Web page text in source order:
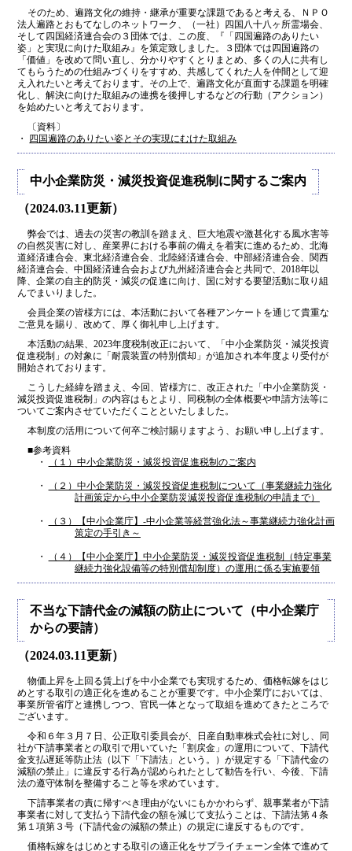
そのため、遍路文化の維持・継承が重要な課題であると考える、ＮＰＯ
法人遍路とおもてなしのネットワーク、（一社）四国八十八ヶ所霊場会、
そして四国経済連合会の３団体では、この度、『「四国遍路のありたい
姿」と実現に向けた取組み』を策定致しました。３団体では四国遍路の
「価値」を改めて問い直し、分かりやすくとりまとめ、多くの人に共有し
てもらうための仕組みづくりをすすめ、共感してくれた人を仲間として迎
え入れたいと考えております。その上で、遍路文化が直面する課題を明確
化し、解決に向けた取組みの連携を後押しするなどの行動（アクション）
を始めたいと考えております。
〔資料〕
・
四国遍路のありたい姿とその実現にむけた取組み
中小企業防災・減災投資促進税制に関するご案内
（2024.03.11更新）
弊会では、過去の災害の教訓を踏まえ、巨大地震や激甚化する風水害等
の自然災害に対し、産業界における事前の備えを着実に進めるため、北海
道経済連合会、東北経済連合会、北陸経済連合会、中部経済連合会、関西
経済連合会、中国経済連合会および九州経済連合会と共同で、2018年以
降、企業の自主的防災・減災の促進に向け、国に対する要望活動に取り組
んでまいりました。
会員企業の皆様方には、本活動において各種アンケートを通じて貴重な
ご意見を賜り、改めて、厚く御礼申し上げます。
本活動の結果、2023年度税制改正において、「中小企業防災・減災投資
促進税制」の対象に「耐震装置の特別償却」が追加され本年度より受付が
開始されております。
こうした経緯を踏まえ、今回、皆様方に、改正された「中小企業防災・
減災投資促進税制」の内容はもとより、同税制の全体概要や申請方法等に
ついてご案内させていただくことといたしました。
本制度の活用について何卒ご検討賜りますよう、お願い申し上げます。
■参考資料
・
（１）中小企業防災・減災投資促進税制のご案内
・
（２）中小企業防災・減災投資促進税制について（事業継続力強化
計画策定から中小企業防災減災投資促進税制の申請まで）
・
（３）【中小企業庁】-中小企業等経営強化法～事業継続力強化計画
策定の手引き～
・
（４）【中小企業庁】中小企業防災・減災投資促進税制（特定事業
継続力強化設備等の特別償却制度）の運用に係る実施要領
不当な下請代金の減額の防止について（中小企業庁
からの要請）
（2024.03.11更新）
物価上昇を上回る賃上げを中小企業でも実現するため、価格転嫁をはじ
めとする取引の適正化を進めることが重要です。中小企業庁においては、
事業所管省庁と連携しつつ、官民一体となって取組を進めてきたところで
ございます。
令和６年３月７日、公正取引委員会が、日産自動車株式会社に対し、同
社が下請事業者との取引で用いていた「割戻金」の運用について、下請代
金支払遅延等防止法（以下「下請法」という。）が規定する「下請代金の
減額の禁止」に違反する行為が認められたとして勧告を行い、今後、下請
法の遵守体制を整備すること等を求めています。
下請事業者の責に帰すべき理由がないにもかかわらず、親事業者が下請
事業者に対して支払う下請代金の額を減じて支払うことは、下請法第４条
第１項第３号（下請代金の減額の禁止）の規定に違反するものです。
価格転嫁をはじめとする取引の適正化をサプライチェーン全体で進めて